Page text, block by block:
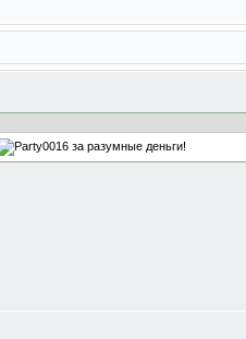
за разумные деньги!